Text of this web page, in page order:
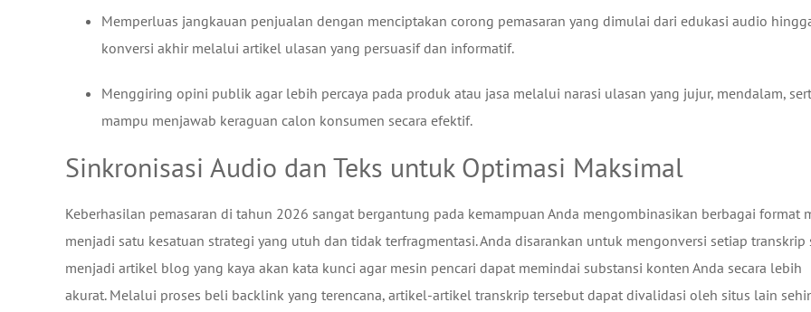
Memperluas jangkauan penjualan dengan menciptakan corong pemasaran yang dimulai dari edukasi audio
konversi akhir melalui artikel ulasan yang persuasif dan informatif.
Menggiring opini publik agar lebih percaya pada produk atau jasa melalui narasi ulasan yang jujur, mendalam,
mampu menjawab keraguan calon konsumen secara efektif.
Sinkronisasi Audio dan Teks untuk Optimasi Maksimal
Keberhasilan pemasaran di tahun 2026 sangat bergantung pada kemampuan Anda mengombinasikan berbagai format
menjadi satu kesatuan strategi yang utuh dan tidak terfragmentasi. Anda disarankan untuk mengonversi setiap transkrip
menjadi artikel blog yang kaya akan kata kunci agar mesin pencari dapat memindai substansi konten Anda secara lebih
akurat. Melalui proses beli backlink yang terencana, artikel-artikel transkrip tersebut dapat divalidasi oleh situs lain